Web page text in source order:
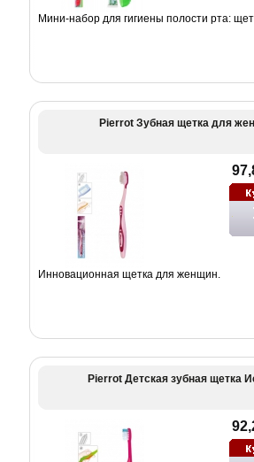
Мини-набор для гигиены полости рта:
Pierrot Зубная щетка для
Инновационная щетка для женщин.
Pierrot Детская зубная щетка